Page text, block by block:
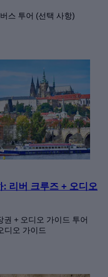
스 투어 (선택 사항)
리버 크루즈 + 오디오
권 + 오디오 가이드 투어
디오 가이드